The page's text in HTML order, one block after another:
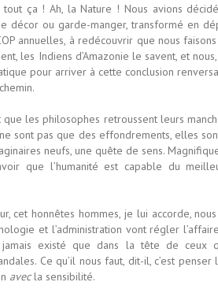
tout ça ! Ah, la Nature ! Nous avions
décor ou garde-manger, transformé en
annuelles, à redécouvrir que nous
les Indiens d’Amazonie le savent, et
pour arriver à cette conclusion
que les philosophes retroussent leurs
sont pas que des effondrements, elles
neufs, une quête de sens.
que l’humanité est capable du
cet honnêtes hommes, je lui accorde,
et l’administration vont régler
jamais existé que dans la tête de ceux
Ce qu’il nous faut, dit-il, c’est
avecla sensibilité.